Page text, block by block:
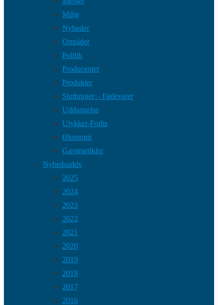
Miljø
Nyheder
Områder
Politik
Producenter
Produkter
Slutbruger – Fødevarer
Uddannelse
Ulykker-Forlis
Økonomi
Gæsteartikler
Nyhedsarkiv
2025
2024
2023
2022
2021
2020
2019
2018
2017
2016